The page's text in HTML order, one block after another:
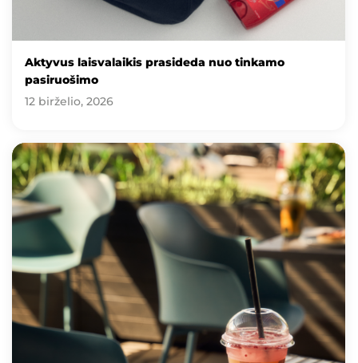
Aktyvus laisvalaikis prasideda nuo tinkamo
pasiruošimo
12 birželio, 2026